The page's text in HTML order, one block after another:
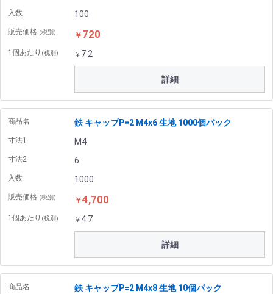
入数 100
販売価格 (税別) ￥ 720
1個あたり (税別) ￥ 7.2
詳細
商品名 鉄 キャップP=2 M4x6 生地 1000個パック
寸法1 M4
寸法2 6
入数 1000
販売価格 (税別) ￥4,700
1個あたり (税別) ￥ 4.7
詳細
商品名 鉄 キャップP=2 M4x8 生地 10個パック